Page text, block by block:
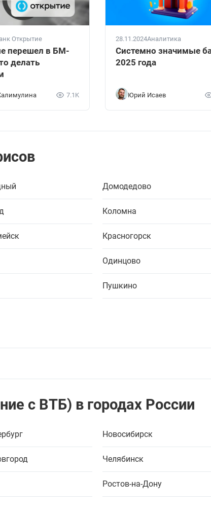
Открытие
перешел в БМ-
делать
7.1K
28.11.2024Аналитика
Системно значимые
2025 года
Юрий Исаев
Домодедово
Коломна
Красногорск
Одинцово
Пушкино
с ВТБ) в городах России
Новосибирск
Челябинск
Ростов-на-Дону